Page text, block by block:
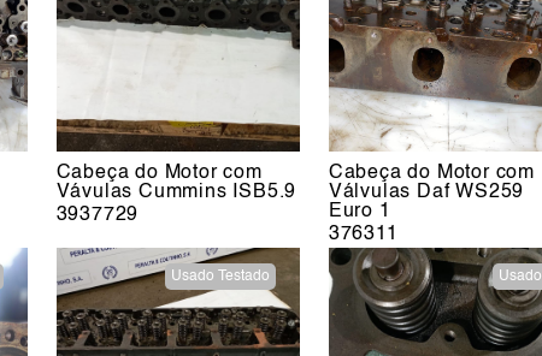
Cabeça do Motor com
Vávulas Cummins ISB5.9
3937729
Cabeça do Motor com
Válvulas Daf WS259
Euro 1
376311
Usado Testado Usado